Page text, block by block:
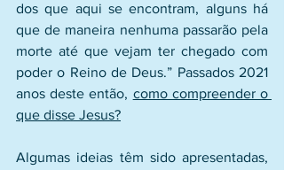
dos que aqui se encontram, alguns há
que de maneira nenhuma passarão pela
morte até que vejam ter chegado com
poder o Reino de Deus.” Passados 2021
anos deste então, como compreender o
que disse Jesus?
Algumas ideias têm sido apresentadas,